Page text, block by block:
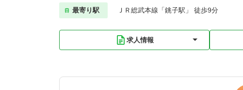
最寄り駅 ＪＲ総武本線「銚子駅」 徒歩9分
求人情報